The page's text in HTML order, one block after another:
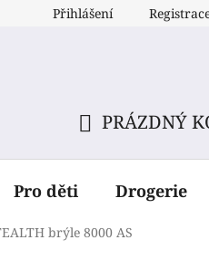
Přihlášení
KOŠÍK
PRÁZDNÝ
Pro děti Drogerie
brýle 8000 AS